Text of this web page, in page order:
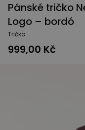
Pánské tričko
Logo – bordó
Trička
999,00 Kč